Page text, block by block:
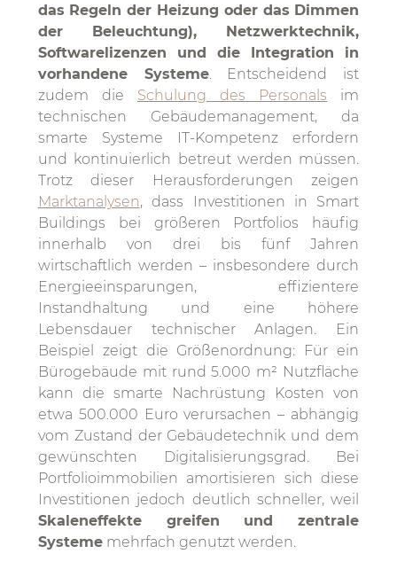
das Regeln der Heizung oder das Dimmen
der Beleuchtung), Netzwerktechnik,
Softwarelizenzen und die Integration in
vorhandene Systeme. Entscheidend ist
zudem die Schulung des Personals im
technischen Gebäudemanagement, da
smarte Systeme IT-Kompetenz erfordern
und kontinuierlich betreut werden müssen.
Trotz dieser Herausforderungen zeigen
Marktanalysen, dass Investitionen in Smart
Buildings bei größeren Portfolios häufig
innerhalb von drei bis fünf Jahren
wirtschaftlich werden – insbesondere durch
Energieeinsparungen, effizientere
Instandhaltung und eine höhere
Lebensdauer technischer Anlagen. Ein
Beispiel zeigt die Größenordnung: Für ein
Bürogebäude mit rund 5.000 m² Nutzfläche
kann die smarte Nachrüstung Kosten von
etwa 500.000 Euro verursachen – abhängig
vom Zustand der Gebäudetechnik und dem
gewünschten Digitalisierungsgrad. Bei
Portfolioimmobilien amortisieren sich diese
Investitionen jedoch deutlich schneller, weil
Skaleneffekte greifen und zentrale
Systememehrfach genutzt werden.